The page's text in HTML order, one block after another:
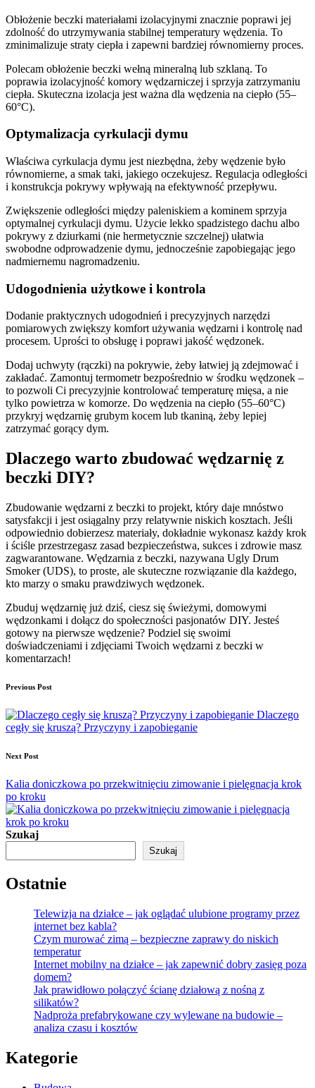
Obłożenie beczki materiałami izolacyjnymi znacznie poprawi jej
zdolność do utrzymywania stabilnej temperatury wędzenia. To
zminimalizuje straty ciepła i zapewni bardziej równomierny proces.
Polecam obłożenie beczki wełną mineralną lub szklaną. To
poprawia izolacyjność komory wędzarniczej i sprzyja zatrzymaniu
ciepła. Skuteczna izolacja jest ważna dla wędzenia na ciepło (55–
60°C).
Optymalizacja cyrkulacji dymu
Właściwa cyrkulacja dymu jest niezbędna, żeby wędzenie było
równomierne, a smak taki, jakiego oczekujesz. Regulacja odległości
i konstrukcja pokrywy wpływają na efektywność przepływu.
Zwiększenie odległości między paleniskiem a kominem sprzyja
optymalnej cyrkulacji dymu. Użycie lekko spadzistego dachu albo
pokrywy z dziurkami (nie hermetycznie szczelnej) ułatwia
swobodne odprowadzenie dymu, jednocześnie zapobiegając jego
nadmiernemu nagromadzeniu.
Udogodnienia użytkowe i kontrola
Dodanie praktycznych udogodnień i precyzyjnych narzędzi
pomiarowych zwiększy komfort używania wędzarni i kontrolę nad
procesem. Uprości to obsługę i poprawi jakość wędzonek.
Dodaj uchwyty (rączki) na pokrywie, żeby łatwiej ją zdejmować i
zakładać. Zamontuj termometr bezpośrednio w środku wędzonek –
to pozwoli Ci precyzyjnie kontrolować temperaturę mięsa, a nie
tylko powietrza w komorze. Do wędzenia na ciepło (55–60°C)
przykryj wędzarnię grubym kocem lub tkaniną, żeby lepiej
zatrzymać gorący dym.
Dlaczego warto zbudować wędzarnię z
beczki DIY?
Zbudowanie wędzarni z beczki to projekt, który daje mnóstwo
satysfakcji i jest osiągalny przy relatywnie niskich kosztach. Jeśli
odpowiednio dobierzesz materiały, dokładnie wykonasz każdy krok
i ściśle przestrzegasz zasad bezpieczeństwa, sukces i zdrowie masz
zagwarantowane. Wędzarnia z beczki, nazywana Ugly Drum
Smoker (UDS), to proste, ale skuteczne rozwiązanie dla każdego,
kto marzy o smaku prawdziwych wędzonek.
Zbuduj wędzarnię już dziś, ciesz się świeżymi, domowymi
wędzonkami i dołącz do społeczności pasjonatów DIY. Jesteś
gotowy na pierwsze wędzenie? Podziel się swoimi
doświadczeniami i zdjęciami Twoich wędzarni z beczki w
komentarzach!
Post
navigation
Previous Post
Dlaczego
cegły się kruszą? Przyczyny i zapobieganie
Next Post
Kalia doniczkowa po przekwitnięciu zimowanie i pielęgnacja krok
po kroku
Szukaj
Szukaj
Ostatnie
Telewizja na działce – jak oglądać ulubione programy przez
internet bez kabla?
Czym murować zimą – bezpieczne zaprawy do niskich
temperatur
Internet mobilny na działce – jak zapewnić dobry zasięg poza
domem?
Jak prawidłowo połączyć ścianę działową z nośną z
silikatów?
Nadproża prefabrykowane czy wylewane na budowie –
analiza czasu i kosztów
Kategorie